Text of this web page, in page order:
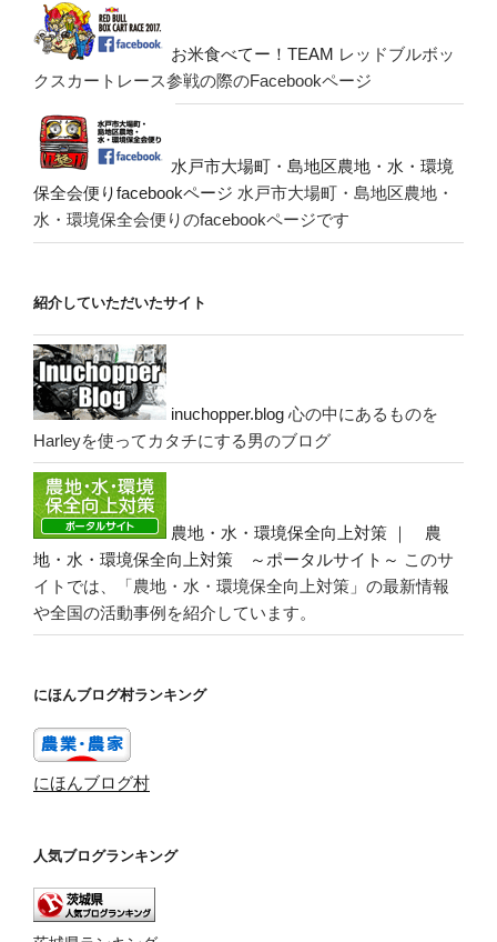
お米食べてー！TEAM レッドブルボッ
クスカートレース参戦の際のFacebookページ
水戸市大場町・島地区農地・水・環境
保全会便りfacebookページ 水戸市大場町・島地区農地・
水・環境保全会便りのfacebookページです
紹介していただいたサイト
inuchopper.blog 心の中にあるものを
Harleyを使ってカタチにする男のブログ
農地・水・環境保全向上対策 ｜ 農
地・水・環境保全向上対策 ～ポータルサイト～ このサ
イトでは、「農地・水・環境保全向上対策」の最新情報
や全国の活動事例を紹介しています。
にほんブログ村ランキング
にほんブログ村
人気ブログランキング